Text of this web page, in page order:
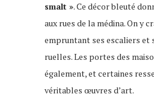
smalt ». Ce décor bleuté
aux rues de la médina. On y
empruntant ses escaliers et
ruelles. Les portes des
également, et certaines
véritables œuvres d’art.